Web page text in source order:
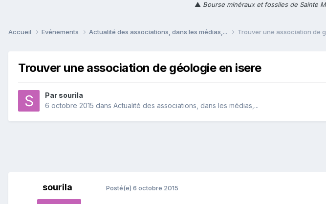
▲ Bourse minéraux et fossiles de Sainte
Accueil Evénements Actualité des associations, dans les médias,... Trouver une association de
Trouver une association de géologie en isere
Par sourila
6 octobre 2015 dans Actualité des associations, dans les médias,...
sourila Posté(e) 6 octobre 2015